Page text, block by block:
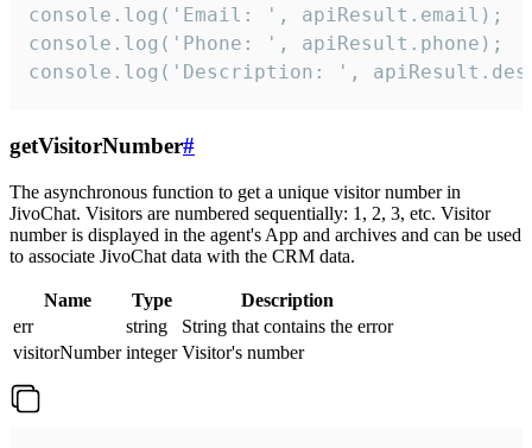
console.log('Email: ', apiResult.email);
console.log('Phone: ', apiResult.phone);
console.log('Description: ',
getVisitorNumber#
The asynchronous function to get a unique visitor number in
JivoChat. Visitors are numbered sequentially: 1, 2, 3, etc. Visitor
number is displayed in the agent's App and archives and can be used
to associate JivoChat data with the CRM data.
Name Type
Description
err
string
String that contains the error
visitorNumber integer Visitor's number